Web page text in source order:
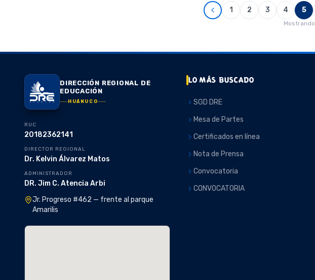
1 2 3 4 5
Mostrando
DIRECCIÓN REGIONAL DE
EDUCACIÓN
HUÁNUCO
RUC
20182362141
DIRECTOR REGIONAL
Dr. Kelvin Álvarez Matos
ADMINISTRADOR
DR. Jim C. Atencia Arbi
Jr. Progreso #462 — frente al parque
Amarilis
LO MÁS BUSCADO
SGD DRE
Mesa de Partes
Certificados en línea
Nota de Prensa
Convocatoria
CONVOCATORIA